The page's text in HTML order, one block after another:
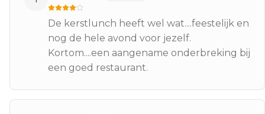
De kerstlunch heeft wel wat....feestelijk en
nog de hele avond voor jezelf.
Kortom....een aangename onderbreking bij
een goed restaurant.